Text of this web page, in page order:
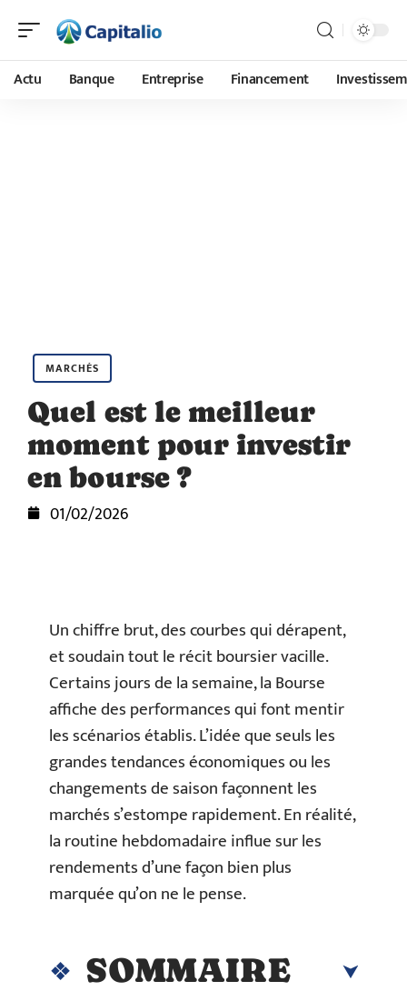
Actu Banque Entreprise Financement
MARCHÉS
Quel est le meilleur
moment pour investir
en bourse ?
01/02/2026
Un chiffre brut, des courbes qui dérapent,
et soudain tout le récit boursier vacille.
Certains jours de la semaine, la Bourse
affiche des performances qui font mentir
les scénarios établis. L’idée que seuls les
grandes tendances économiques ou les
changements de saison façonnent les
marchés s’estompe rapidement. En réalité,
la routine hebdomadaire influe sur les
rendements d’une façon bien plus
marquée qu’on ne le pense.
SOMMAIRE